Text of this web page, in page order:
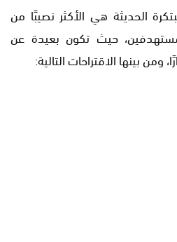
الحديثة هي الأكثر نصيبًا من
حيث تكون بعيدة عن
ومن بينها الاقتراحات التالية: